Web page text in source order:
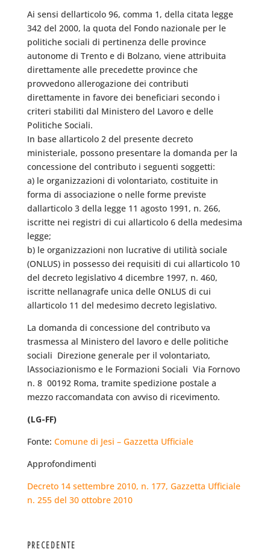
Ai sensi dellarticolo 96, comma 1, della citata legge
342 del 2000, la quota del Fondo nazionale per le
politiche sociali di pertinenza delle province
autonome di Trento e di Bolzano, viene attribuita
direttamente alle precedette province che
provvedono allerogazione dei contributi
direttamente in favore dei beneficiari secondo i
criteri stabiliti dal Ministero del Lavoro e delle
Politiche Sociali.
In base allarticolo 2 del presente decreto
ministeriale, possono presentare la domanda per la
concessione del contributo i seguenti soggetti:
a) le organizzazioni di volontariato, costituite in
forma di associazione o nelle forme previste
dallarticolo 3 della legge 11 agosto 1991, n. 266,
iscritte nei registri di cui allarticolo 6 della medesima
legge;
b) le organizzazioni non lucrative di utilità sociale
(ONLUS) in possesso dei requisiti di cui allarticolo 10
del decreto legislativo 4 dicembre 1997, n. 460,
iscritte nellanagrafe unica delle ONLUS di cui
allarticolo 11 del medesimo decreto legislativo.
La domanda di concessione del contributo va
trasmessa al Ministero del lavoro e delle politiche
sociali  Direzione generale per il volontariato,
lAssociazionismo e le Formazioni Sociali  Via Fornovo
n. 8  00192 Roma, tramite spedizione postale a
mezzo raccomandata con avviso di ricevimento.
(LG-FF)
Fonte: Comune di Jesi – Gazzetta Ufficiale
Approfondimenti
Decreto 14 settembre 2010, n. 177, Gazzetta Ufficiale
n. 255 del 30 ottobre 2010
PRECEDENTE